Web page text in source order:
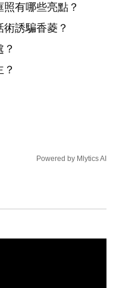
有哪些亮點？
誘騙香菱？
Powered by Mlytics AI